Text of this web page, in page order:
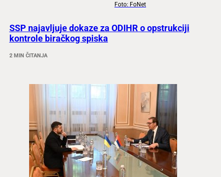
Foto: FoNet
SSP najavljuje dokaze za ODIHR o opstrukciji
kontrole biračkog spiska
2 MIN ČITANJA